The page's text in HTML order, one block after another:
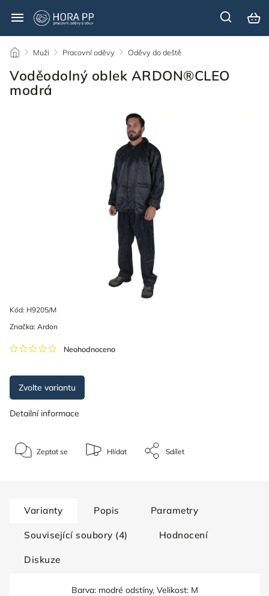
/ Muži / Pracovní oděvy / Oděvy do deště
Voděodolný oblek ARDON®CLEO
modrá
Kód: H9205/M
Neohodnoceno
Značka: Ardon
Zvolte variantu
Detailní informace
Zeptat se Hlídat Sdílet
Varianty Popis Parametry
Související soubory (4) Hodnocení
Diskuze
Barva: modré odstíny, Velikost: M